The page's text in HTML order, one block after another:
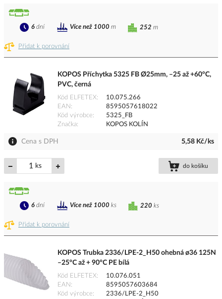
Přidat k porovnání
252 m
6 dní Více než 1000 m
KOPOS Příchytka 5325 FB Ø25mm, –25 až +60°C,
PVC, černá
Kód ELFETEX
10.075.266
EAN
8595057618022
Kód výrobce
5325_FB
Značka
KOPOS KOLÍN
Cena s DPH 5,58 Kč/ks
ks do košíku
Přidat k porovnání
220 ks
6 dní Více než 1000 ks
KOPOS Trubka 2336/LPE-2_H50 ohebná ø36 125N
–25°C až + 90°C PE bílá
Kód ELFETEX
10.076.051
EAN
8595057603684
Kód výrobce
2336/LPE-2_H50